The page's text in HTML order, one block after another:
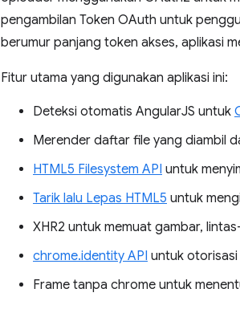
pengambilan Token OAuth untuk
berumur panjang token akses, aplikasi
Fitur utama yang digunakan aplikasi ini:
Deteksi otomatis AngularJS untuk
Merender daftar file yang diambil
HTML5 Filesystem API untuk
Tarik lalu Lepas HTML5 untuk
XHR2 untuk memuat gambar,
chrome.identity API untuk
Frame tanpa chrome untuk